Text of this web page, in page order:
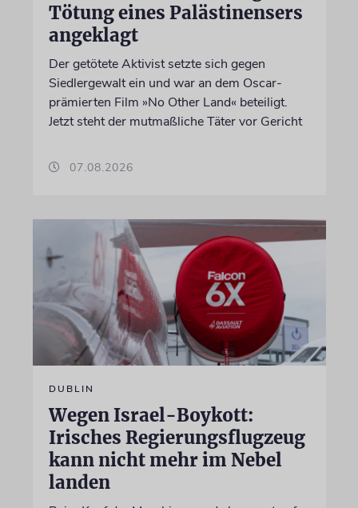
Tötung eines Palästinensers
angeklagt
Der getötete Aktivist setzte sich gegen
Siedlergewalt ein und war an dem Oscar-
prämierten Film »No Other Land« beteiligt.
Jetzt steht der mutmaßliche Täter vor Gericht
07.08.2026
DUBLIN
Wegen Israel-Boykott:
Irisches Regierungsflugzeug
kann nicht mehr im Nebel
landen